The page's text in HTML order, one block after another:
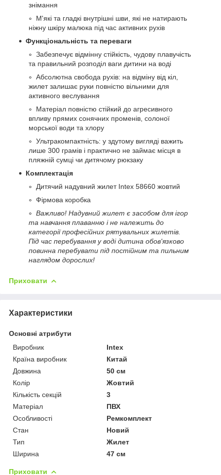
знімання
М'які та гладкі внутрішні шви, які не натирають
ніжну шкіру малюка під час активних рухів
Функціональність та переваги
Забезпечує відмінну стійкість, чудову плавучість
та правильний розподіл ваги дитини на воді
Абсолютна свобода рухів: на відміну від кіл,
жилет залишає руки повністю вільними для
активного веслування
Матеріал повністю стійкий до агресивного
впливу прямих сонячних променів, солоної
морської води та хлору
Ультракомпактність: у здутому вигляді важить
лише 300 грамів і практично не займає місця в
пляжній сумці чи дитячому рюкзаку
Комплектація
Дитячий надувний жилет Intex 58660 жовтий
Фірмова коробка
Важливо! Надувний жилет є засобом для ігор
та навчання плаванню і не належить до
категорії професійних рятувальних жилетів.
Під час перебування у воді дитина обов'язково
повинна перебувати під постійним та пильним
наглядом дорослих!
Приховати
Характеристики
Основні атрибути
Виробник
Intex
Країна виробник
Китай
Довжина
50 см
Колір
Жовтий
Кількість секцій
3
Матеріал
ПВХ
Особливості
Ремкомплект
Стан
Новий
Тип
Жилет
Ширина
47 см
Приховати